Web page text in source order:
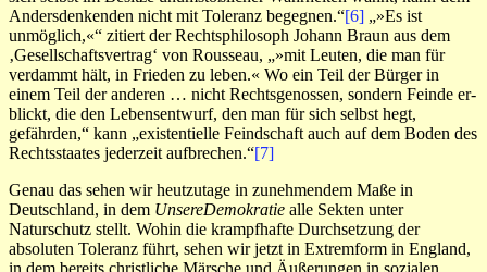
Andersden­kenden nicht mit To­le­ranz begeg­nen.“[6] „»Es ist
unmöglich,«“ zitiert der Rechtsphilosoph Johann Braun aus dem
‚Gesell­schafts­vertrag‘ von Rousseau, „»mit Leuten, die man für
verdammt hält, in Frieden zu leben.« Wo ein Teil der Bürger in
einem Teil der anderen … nicht Rechtsgenossen, son­dern Feinde er­
blickt, die den Lebensentwurf, den man für sich selbst hegt,
gefährden,“ kann „existentielle Feind­schaf­t auch auf dem Boden des
Rechts­­staates jederzeit aufbrechen.“[7]
Genau das sehen wir heutzutage in zunehmendem Maße in
Deutschland, in dem UnsereDemokratie alle Sekten unter
Naturschutz stellt. Wohin die krampfhafte Durchsetzung der
absoluten Toleranz führt, sehen wir jetzt in Extremform in England,
in dem bereits christliche Märsche und Äußerungen in sozialen